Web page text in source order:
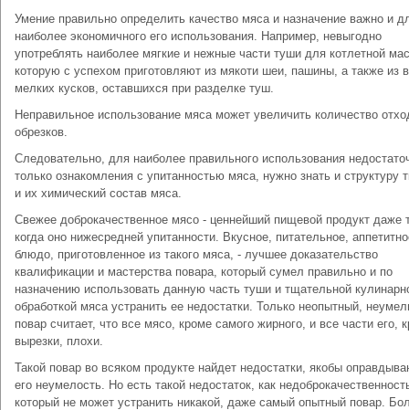
Умение правильно определить качество мяса и назначение важно и
наиболее экономичного его использования. Например, невыгодно
употреблять наиболее мягкие и нежные части туши для котлетной
которую с успехом приготовляют из мякоти шеи, пашины, а также из
мелких кусков, оставшихся при разделке туш.
Неправильное использование мяса может увеличить количество
обрезков.
Следовательно, для наиболее правильного использования
только ознакомления с упитанностью мяса, нужно знать и структуру
и их химический состав мяса.
Свежее доброкачественное мясо - ценнейший пищевой продукт даже
когда оно нижесредней упитанности. Вкусное, питательное,
блюдо, приготовленное из такого мяса, - лучшее доказательство
квалификации и мастерства повара, который сумел правильно и по
назначению использовать данную часть туши и тщательной
обработкой мяса устранить ее недостатки. Только неопытный,
повар считает, что все мясо, кроме самого жирного, и все части его,
вырезки, плохи.
Такой повар во всяком продукте найдет недостатки, якобы
его неумелость. Но есть такой недостаток, как
который не может устранить никакой, даже самый опытный повар.